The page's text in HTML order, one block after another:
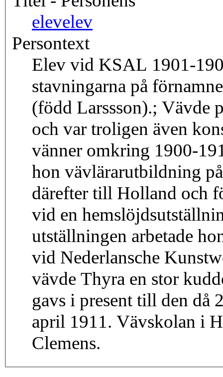
elevelev
Persontext
Elev vid KSAL 1901-
stavningarna på
(född Larssson).; Vävde
och var troligen även
vänner omkring 1900-
hon vävlärarutbildning
därefter till Holland och
vid en
utställningen arbetade
vid Nederlansche
vävde Thyra en stor
gavs i present till den då
april 1911. Vävskolan i
Clemens.